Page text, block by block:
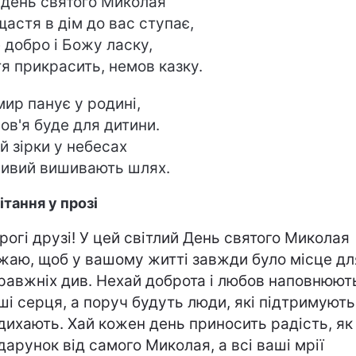
в дім до вас ступає,
і Божу ласку,
прикрасить, немов казку.
панує у родині,
буде для дитини.
зірки у небесах
вишивають шлях.
у прозі
друзі! У цей світлий День святого Миколая
щоб у вашому житті завжди було місце
див. Нехай доброта і любов
серця, а поруч будуть люди, які підтримують
Хай кожен день приносить радість, як
від самого Миколая, а всі ваші мрії